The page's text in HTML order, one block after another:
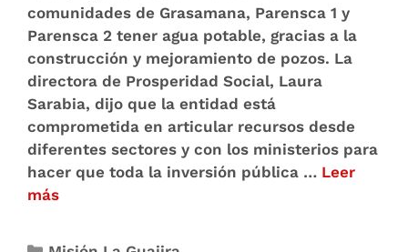
comunidades de Grasamana, Parensca 1 y
Parensca 2 tener agua potable, gracias a la
construcción y mejoramiento de pozos. La
directora de Prosperidad Social, Laura
Sarabia, dijo que la entidad está
comprometida en articular recursos desde
diferentes sectores y con los ministerios para
hacer que toda la inversión pública … Leer
más